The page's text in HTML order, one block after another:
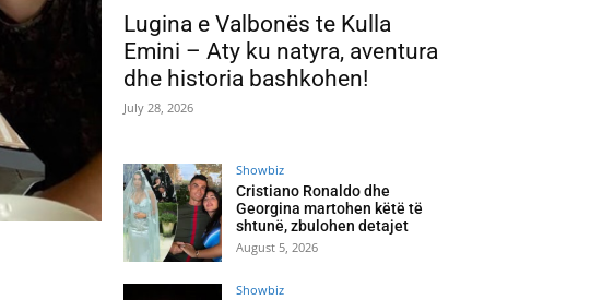
Lugina e Valbonës te Kulla
Emini – Aty ku natyra, aventura
dhe historia bashkohen!
July 28, 2026
Showbiz
Cristiano Ronaldo dhe
Georgina martohen këtë të
shtunë, zbulohen detajet
August 5, 2026
Showbiz